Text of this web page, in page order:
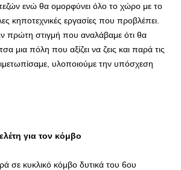
ενώ θα ομορφύνει όλο το χώρο με το
κηποτεχνικές εργασίες που προβλέπει.
πρώτη στιγμή που αναλάβαμε ότι θα
μια πόλη που αξίζει να ζεις και παρά τις
υλοποιούμε την υπόσχεση
για τον κόμβο
σε κυκλικό κόμβο δυτικά του 6ου